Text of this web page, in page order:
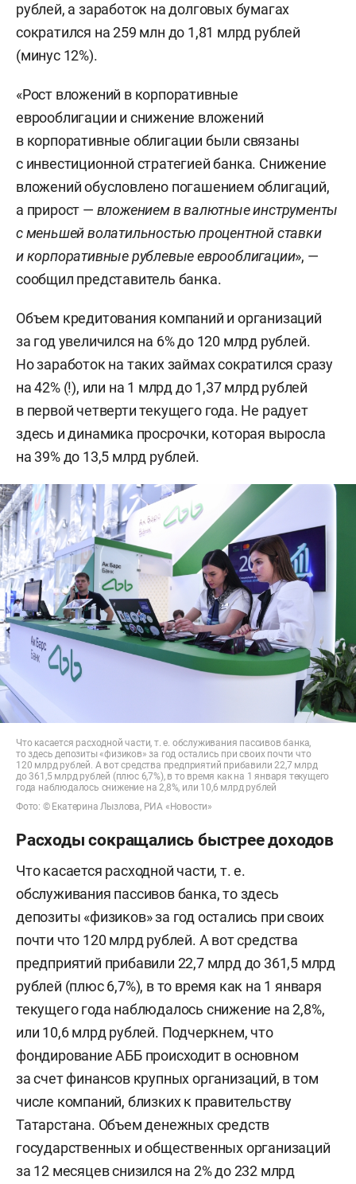
рублей, а заработок на долговых бумагах
сократился на 259 млн до 1,81 млрд рублей
(минус 12%).
«Рост вложений в корпоративные
еврооблигации и снижение вложений
в корпоративные облигации были связаны
с инвестиционной стратегией банка. Снижение
вложений обусловлено погашением облигаций,
а прирост — вложением в валютные инструменты
с меньшей волатильностью процентной ставки
и корпоративные рублевые еврооблигации», —
сообщил представитель банка.
Объем кредитования компаний и организаций
за год увеличился на 6% до 120 млрд рублей.
Но заработок на таких займах сократился сразу
на 42% (!), или на 1 млрд до 1,37 млрд рублей
в первой четверти текущего года. Не радует
здесь и динамика просрочки, которая выросла
на 39% до 13,5 млрд рублей.
Что касается расходной части, т. е. обслуживания пассивов банка,
то здесь депозиты «физиков» за год остались при своих почти что
120 млрд рублей. А вот средства предприятий прибавили 22,7 млрд
до 361,5 млрд рублей (плюс 6,7%), в то время как на 1 января текущего
года наблюдалось снижение на 2,8%, или 10,6 млрд рублей
Фото: © Екатерина Лызлова, РИА «Новости»
Расходы сокращались быстрее доходов
Что касается расходной части, т. е.
обслуживания пассивов банка, то здесь
депозиты «физиков» за год остались при своих
почти что 120 млрд рублей. А вот средства
предприятий прибавили 22,7 млрд до 361,5 млрд
рублей (плюс 6,7%), в то время как на 1 января
текущего года наблюдалось снижение на 2,8%,
или 10,6 млрд рублей. Подчеркнем, что
фондирование АББ происходит в основном
за счет финансов крупных организаций, в том
числе компаний, близких к правительству
Татарстана. Объем денежных средств
государственных и общественных организаций
за 12 месяцев снизился на 2% до 232 млрд